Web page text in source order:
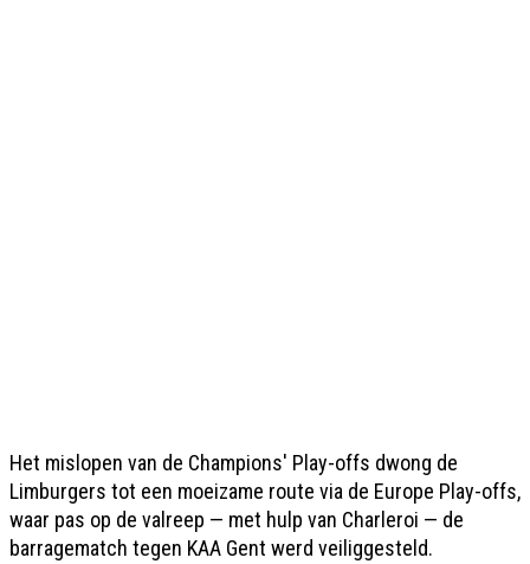
Het mislopen van de Champions' Play-offs dwong de
Limburgers tot een moeizame route via de Europe Play-offs,
waar pas op de valreep — met hulp van Charleroi — de
barragematch tegen KAA Gent werd veiliggesteld.